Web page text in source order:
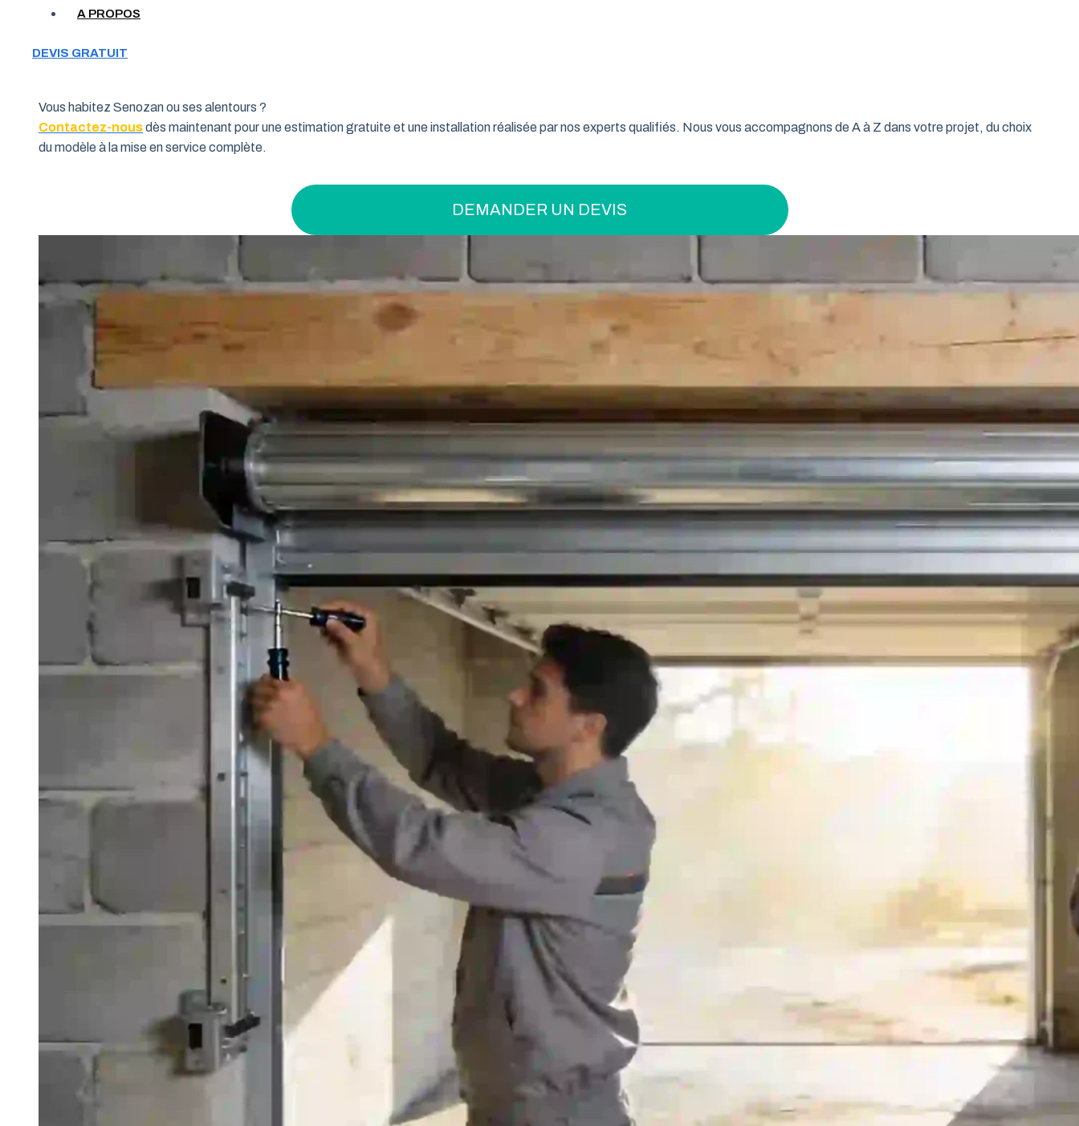
A PROPOS
DEVIS GRATUIT
Votre garage manque de place et vous cherchez une solution pratique pour optimiser votre espace ? La porte de garage enroulable est la réponse idéale pour les propriétaires qui
pourquoi de nombreux habitants de la région Bourgogne-Franche-Comté font confiance à ce type de porte pour sécuriser leur garage tout en gardant un espace maximal à
Vous habitez Senozan ou ses alentours ?
Contactez-nousdès maintenant pour une estimation gratuite et une installation réalisée par nos experts qualifiés. Nous vous accompagnons de A à Z dans votre projet, du choix
du modèle à la mise en service complète.
DEMANDER UN DEVIS